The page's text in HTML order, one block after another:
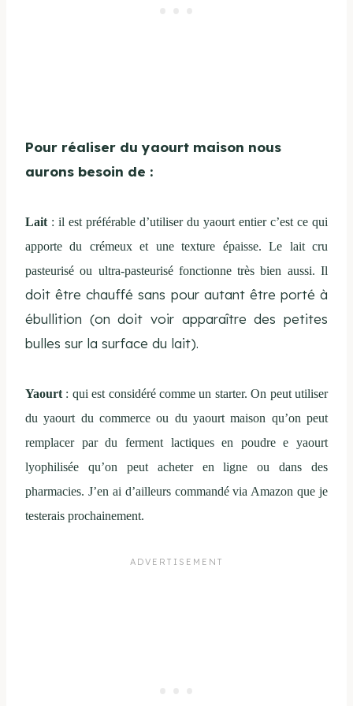
Pour réaliser du yaourt maison nous
aurons besoin de :
Lait : il est préférable d’utiliser du yaourt entier c’est ce qui
apporte du crémeux et une texture épaisse. Le lait cru
pasteurisé ou ultra-pasteurisé fonctionne très bien aussi. Il
doit être chauffé sans pour autant être porté à
ébullition (on doit voir apparaître des petites
bulles sur la surface du lait).
Yaourt : qui est considéré comme un starter. On peut utiliser
du yaourt du commerce ou du yaourt maison qu’on peut
remplacer par du ferment lactiques en poudre e yaourt
lyophilisée qu’on peut acheter en ligne ou dans des
pharmacies. J’en ai d’ailleurs commandé via Amazon que je
testerais prochainement.